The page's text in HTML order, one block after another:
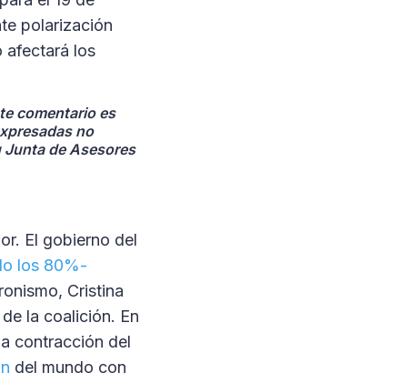
polarización
afectará los
comentario es
no
de Asesores
El gobierno del
los 80%-
Cristina
la coalición. En
contracción del
del mundo con